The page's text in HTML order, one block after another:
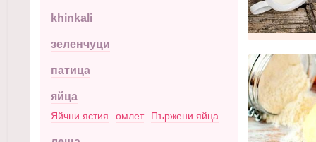
khinkali
зеленчуци
патица
яйца
Яйчни ястия омлет Пържени яйца